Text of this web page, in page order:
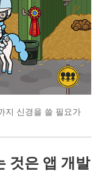
지 신경을 쓸 필요가
것은 앱 개발